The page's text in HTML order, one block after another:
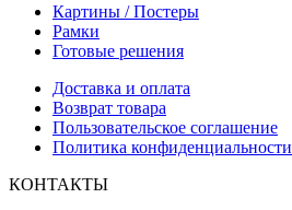
Картины / Постеры
Рамки
Готовые решения
Доставка и оплата
Возврат товара
Пользовательское соглашение
Политика конфиденциальности
КОНТАКТЫ